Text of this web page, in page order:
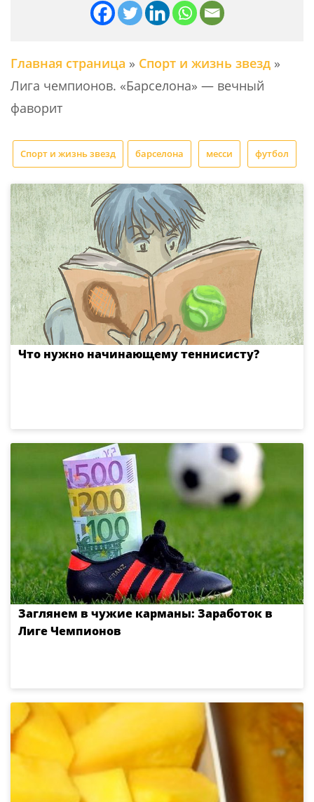
Главная страница » Спорт и жизнь звезд »
Лига чемпионов. «Барселона» — вечный
фаворит
Спорт и жизнь звезд барселона месси футбол
Что нужно начинающему теннисисту?
Заглянем в чужие карманы: Заработок в
Лиге Чемпионов